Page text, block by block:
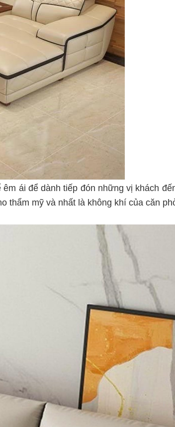
ái để dành tiếp đón những vị khách
thẩm mỹ và nhất là không khí của căn